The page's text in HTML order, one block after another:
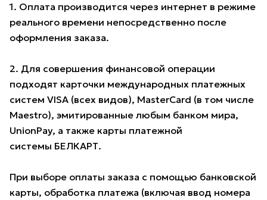
1. Оплата производится через интернет в режиме
реального времени непосредственно после
оформления заказа.
2. Для совершения финансовой операции
подходят карточки международных платежных
систем VISA (всех видов), MasterCard (в том числе
Maestro), эмитированные любым банком мира,
UnionPay, а также карты платежной
системы БЕЛКАРТ.
При выборе оплаты заказа с помощью банковской
карты, обработка платежа (включая ввод номера